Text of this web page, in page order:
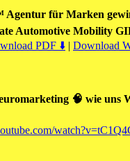
Agentur für Marken
Automotive Mobility
PDF ⬇️ | Download
🧠 wie uns